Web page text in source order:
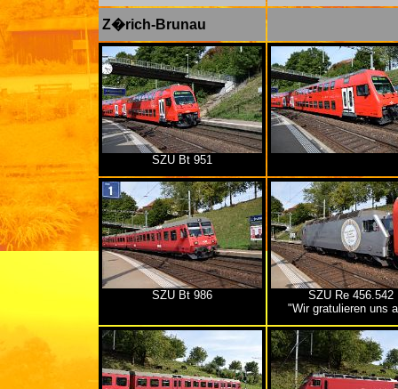
Z�rich-Brunau
SZU Bt 951
SZU Bt 986
SZU Re 456.542
"Wir gratulieren uns